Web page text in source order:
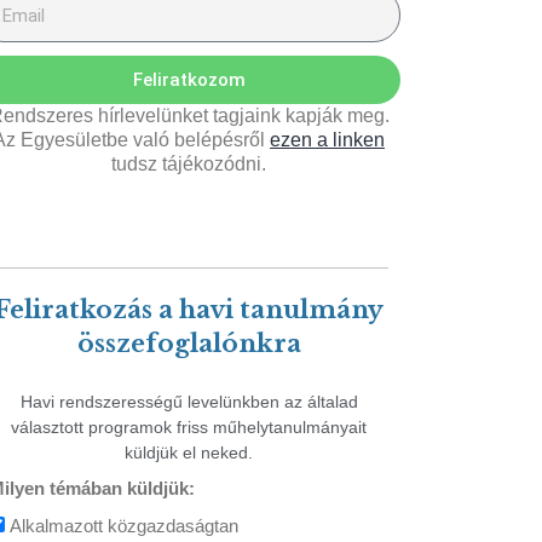
Feliratkozom
hírlevelünket tagjaink kapják meg.
Egyesületbe való belépésről ezen a linken
tudsz tájékozódni.
a havi tanulmány
összefoglalónkra
Havi rendszerességű levelünkben az általad
választott programok friss műhelytanulmányait
küldjük el neked.
témában küldjük:
Alkalmazott közgazdaságtan